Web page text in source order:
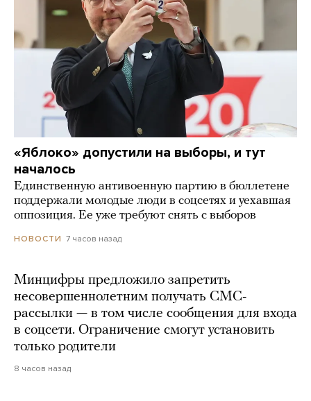
«Яблоко» допустили на выборы, и тут
началось
Единственную антивоенную партию в бюллетене
поддержали молодые люди в соцсетях и уехавшая
оппозиция. Ее уже требуют снять с выборов
НОВОСТИ 7 часов назад
Минцифры предложило запретить
несовершеннолетним получать СМС-
рассылки — в том числе сообщения для входа
в соцсети. Ограничение смогут установить
только родители
8 часов назад